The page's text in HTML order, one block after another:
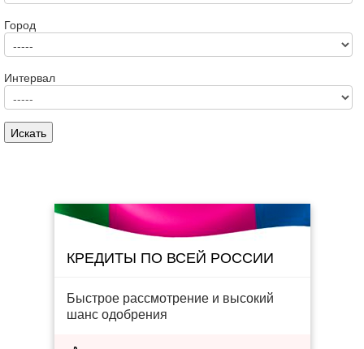
Город
Интервал
КРЕДИТЫ ПО ВСЕЙ РОССИИ
Быстрое рассмотрение и высокий
шанс одобрения